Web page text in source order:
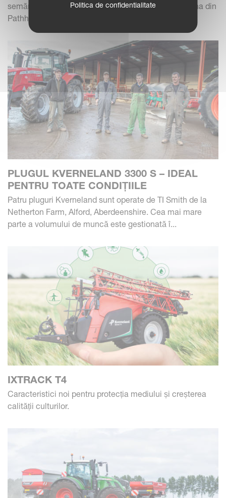
semănat pentru fermele Preston Hall Farms de 560 ha din
Pathhead, în Scottish Lowlands, trecerea de la...
PLUGUL KVERNELAND 3300 S – IDEAL
PENTRU TOATE CONDIȚIILE
Patru pluguri Kverneland sunt operate de TI Smith de la
Netherton Farm, Alford, Aberdeenshire. Cea mai mare
parte a volumului de muncă este gestionată î...
IXTRACK T4
Caracteristici noi pentru protecția mediului și creșterea
calității culturilor.
Politica de confidentialitate